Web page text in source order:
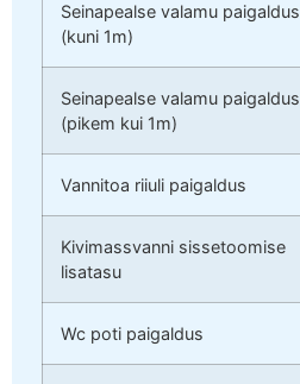
Seinapealse valamu paigaldus
(kuni 1m)
Seinapealse valamu paigaldus
(pikem kui 1m)
Vannitoa riiuli paigaldus
Kivimassvanni sissetoomise
lisatasu
Wc poti paigaldus